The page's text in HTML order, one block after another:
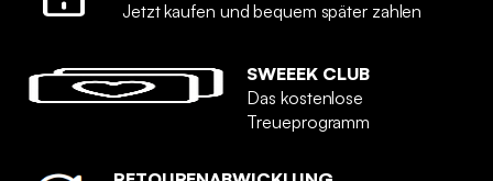
Jetzt kaufen und bequem später zahlen
SWEEEK CLUB
Das kostenlose
Treueprogramm